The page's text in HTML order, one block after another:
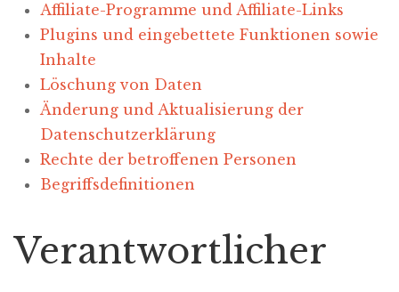
Affiliate-Programme und Affiliate-Links
Plugins und eingebettete Funktionen sowie
Inhalte
Löschung von Daten
Änderung und Aktualisierung der
Datenschutzerklärung
Rechte der betroffenen Personen
Begriffsdefinitionen
Verantwortlicher